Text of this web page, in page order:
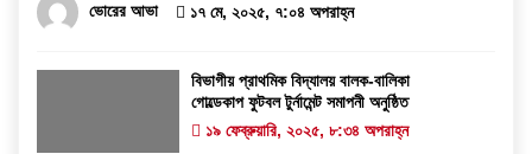
ভোরের আভা ১৭ মে, ২০২৫, ৭:০৪ অপরাহ্ন
বিভাগীয় প্রাথমিক বিদ্যালয় বালক-বালিকা
গোল্ডেকাপ ফুটবল টুর্নামেন্ট সমাপনী অনুষ্ঠিত
১৯ ফেব্রুয়ারি, ২০২৫, ৮:৩৪ অপরাহ্ন